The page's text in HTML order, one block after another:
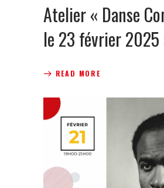
Atelier « Danse
le 23 février
READ MORE